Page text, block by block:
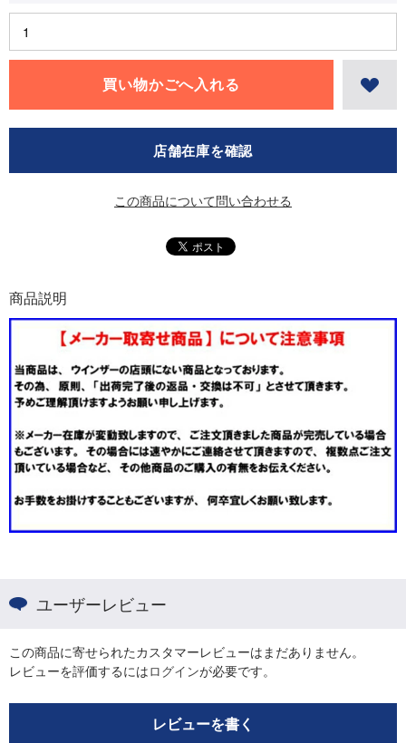
店舗在庫を確認
この商品について問い合わせる
商品説明
ユーザーレビュー
この商品に寄せられたカスタマーレビューはまだありません。
レビューを評価するにはログインが必要です。
レビューを書く